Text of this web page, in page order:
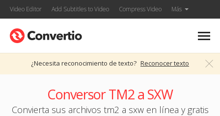
Video Editor Add Subtitles to Video Compress Video Más
¿Necesita reconocimiento de texto? Reconocer texto
Conversor TM2 a SXW
Convierta sus archivos tm2 a sxw en línea y gratis